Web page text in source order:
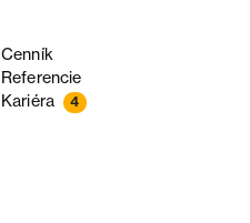
Cenník
Referencie
Kariéra 4